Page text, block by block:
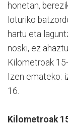
honetan,
loturiko
hartu eta
noski, ez
Kilometroak
Izen emateko:
16.
Kilometroak